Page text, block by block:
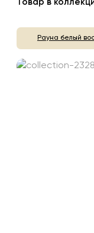
Товар в
Рауна белый